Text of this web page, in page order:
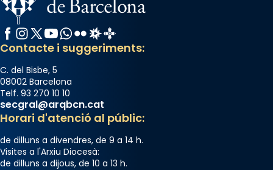
Facebook
Instagram
X / Twitter
YouTube
WhatsApp
FlickrRadio Estel
Catalunya Cristiana
Contacte i suggeriments:
C. del Bisbe, 5
08002 Barcelona
Telf. 93 270 10 10
secgral@arqbcn.cat
Horari d'atenció al públic:
de dilluns a divendres, de 9 a 14 h.
Visites a l'Arxiu Diocesà:
de dilluns a dijous, de 10 a 13 h.